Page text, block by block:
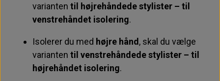
varianten til højrehåndede stylister – til
venstrehåndet isolering.
Isolerer du med højre hånd, skal du vælge
varianten til venstrehåndede stylister – til
højrehåndet isolering.